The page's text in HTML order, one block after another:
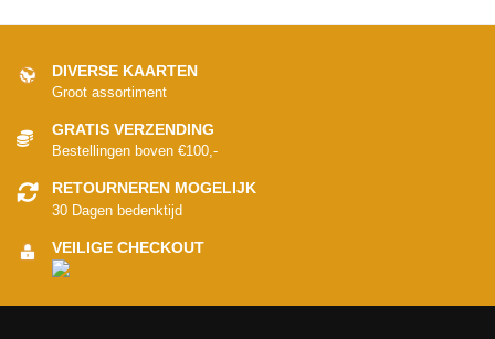
DIVERSE KAARTEN
Groot assortiment
GRATIS VERZENDING
Bestellingen boven €100,-
RETOURNEREN MOGELIJK
30 Dagen bedenktijd
VEILIGE CHECKOUT